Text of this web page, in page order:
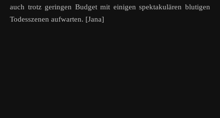
auch trotz geringen Budget mit einigen spektakulären blutigen
Todesszenen aufwarten. [Jana]